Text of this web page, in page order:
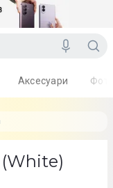
Аксесуари